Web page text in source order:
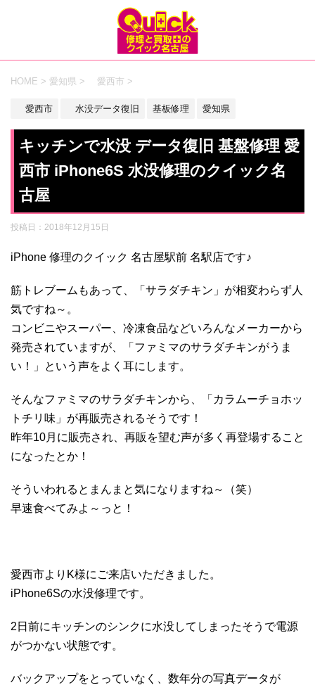
HOME > 愛知県 > 愛西市 >
愛西市 水没データ復旧 基板修理 愛知県
キッチンで水没 データ復旧 基盤修理 愛
西市 iPhone6S 水没修理のクイック名
古屋
投稿日： 2018年12月15日
iPhone 修理のクイック 名古屋駅前 名駅店です♪
筋トレブームもあって、「サラダチキン」が相変わらず人
気ですね～。
コンビニやスーパー、冷凍食品などいろんなメーカーから
発売されていますが、「ファミマのサラダチキンがうま
い！」という声をよく耳にします。
そんなファミマのサラダチキンから、「カラムーチョホッ
トチリ味」が再販売されるそうです！
昨年10月に販売され、再販を望む声が多く再登場すること
になったとか！
そういわれるとまんまと気になりますね～（笑）
早速食べてみよ～っと！
愛西市よりK様にご来店いただきました。
iPhone6Sの水没修理です。
2日前にキッチンのシンクに水没してしまったそうで電源
がつかない状態です。
バックアップをとっていなく、数年分の写真データが